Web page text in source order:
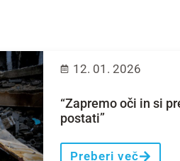
12. 01. 2026
“Zapremo oči in si
postati”
Preberi več